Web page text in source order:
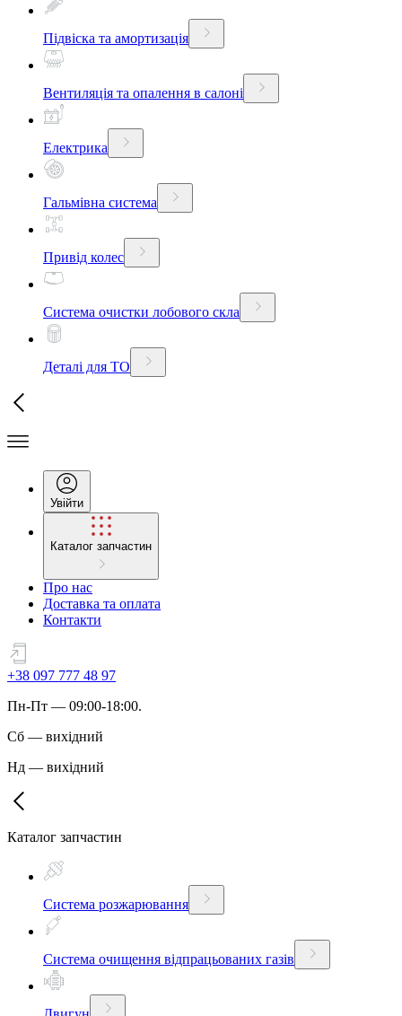
Підвіска та амортизація
Вентиляція та опалення в салоні
Електрика
Гальмівна система
Привід колес
Система очистки лобового скла
Деталі для ТО
Увійти
Каталог запчастин
Про нас
Доставка та оплата
Контакти
+38 097 777 48 97
Пн-Пт — 09:00-18:00.
Сб — вихідний
Нд — вихідний
Каталог запчастин
Система розжарювання
Система очищення відпрацьованих газів